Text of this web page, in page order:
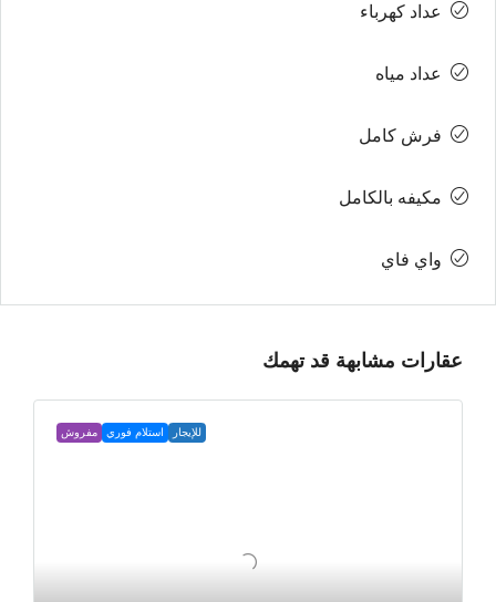
عداد كهرباء
عداد مياه
فرش كامل
مكيفه بالكامل
واي فاي
عقارات مشابهة قد تهمك
للإيجار استلام فوري مفروش